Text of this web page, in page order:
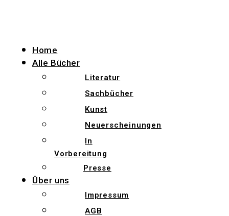
Home
Alle Bücher
Literatur
Sachbücher
Kunst
Neuerscheinungen
In
Vorbereitung
Presse
Über uns
Impressum
AGB